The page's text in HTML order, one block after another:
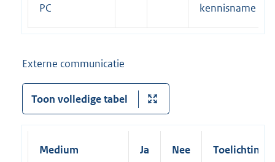
PC
kennisname
Externe communicatie
Toon volledige tabel
Medium Ja Nee Toelichting